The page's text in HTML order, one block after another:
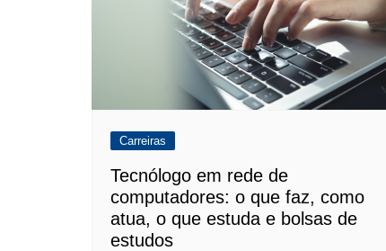
Carreiras
Tecnólogo em rede de
computadores​: o que faz, como
atua, o que estuda e bolsas de
estudos